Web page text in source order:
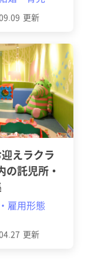
更新
更新
えラクラ
の託児所・
雇用形態